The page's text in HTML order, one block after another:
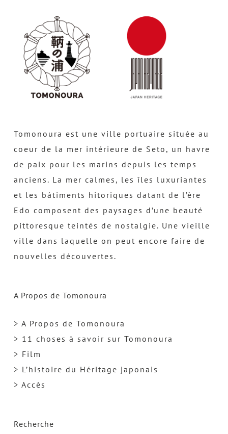
Tomonoura est une ville portuaire située au
coeur de la mer intérieure de Seto, un havre
de paix pour les marins depuis les temps
anciens. La mer calmes, les îles luxuriantes
et les bâtiments hitoriques datant de l’ère
Edo composent des paysages d’une beauté
pittoresque teintés de nostalgie. Une vieille
ville dans laquelle on peut encore faire de
nouvelles découvertes.
A Propos de Tomonoura
> A Propos de Tomonoura
> 11 choses à savoir sur Tomonoura
> Film
> L’histoire du Héritage japonais
> Accès
Recherche